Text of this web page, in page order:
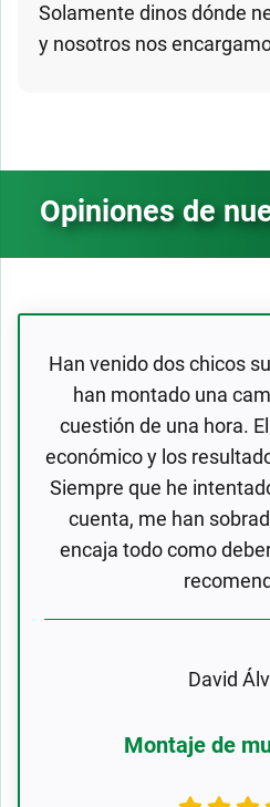
Solamente dinos dónde
y nosotros nos
Opiniones de
Han venido dos chicos
han montado una
cuestión de una hora.
económico y los
Siempre que he
cuenta, me han
encaja todo como
David
Montaje de